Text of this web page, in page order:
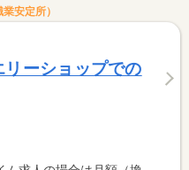
安定所）
ーショップでの